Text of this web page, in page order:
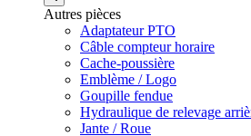
Autres pièces
Adaptateur PTO
Câble compteur horaire
Cache-poussière
Emblème / Logo
Goupille fendue
Hydraulique de relevage
Jante / Roue